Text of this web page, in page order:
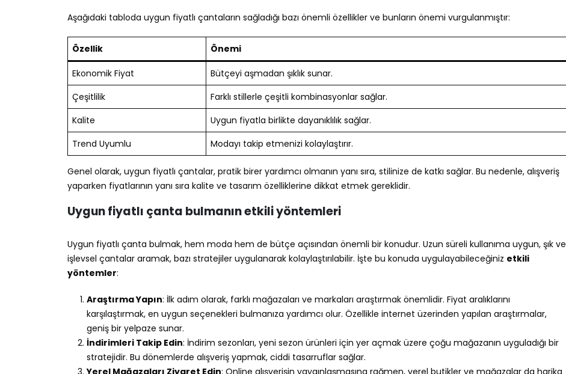
Aşağıdaki tabloda uygun fiyatlı çantaların sağladığı bazı önemli özellikler ve bunların önemi vurgulanmıştır:
Özellik Önemi
Ekonomik Fiyat
Bütçeyi aşmadan şıklık sunar.
Çeşitlilik
Farklı stillerle çeşitli kombinasyonlar sağlar.
Kalite
Uygun fiyatla birlikte dayanıklılık sağlar.
Trend Uyumlu
Modayı takip etmenizi kolaylaştırır.
Genel olarak, uygun fiyatlı çantalar, pratik birer yardımcı olmanın yanı sıra, stilinize de katkı sağlar. Bu nedenle, alışveriş
yaparken fiyatlarının yanı sıra kalite ve tasarım özelliklerine dikkat etmek gereklidir.
Uygun fiyatlı çanta bulmanın etkili yöntemleri
Uygun fiyatlı çanta bulmak, hem moda hem de bütçe açısından önemli bir konudur. Uzun süreli kullanıma uygun, şık ve
işlevsel çantalar aramak, bazı stratejiler uygulanarak kolaylaştırılabilir. İşte bu konuda uygulayabileceğiniz etkili
yöntemler:
Araştırma Yapın: İlk adım olarak, farklı mağazaları ve markaları araştırmak önemlidir. Fiyat aralıklarını
karşılaştırmak, en uygun seçenekleri bulmanıza yardımcı olur. Özellikle internet üzerinden yapılan araştırmalar,
geniş bir yelpaze sunar.
İndirimleri Takip Edin: İndirim sezonları, yeni sezon ürünleri için yer açmak üzere çoğu mağazanın uyguladığı bir
stratejidir. Bu dönemlerde alışveriş yapmak, ciddi tasarruflar sağlar.
Yerel Mağazaları Ziyaret Edin: Online alışverişin yaygınlaşmasına rağmen, yerel butikler ve mağazalar da harika